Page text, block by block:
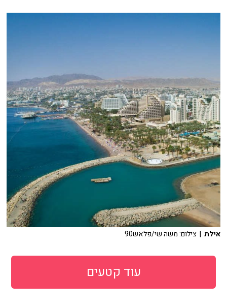
אילת | צילום: משה שי/פלאש90
עוד קטעים